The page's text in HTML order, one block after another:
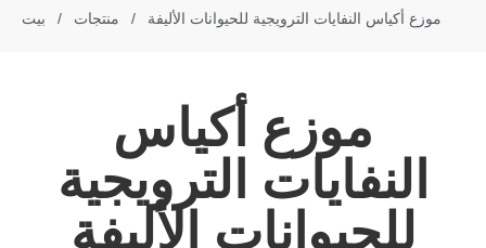
بيت / منتجات / موزع أكياس النفايات الترويجية للحيوانات الأليفة
موزع أكياس
النفايات الترويجية
للحيوانات الأليفة